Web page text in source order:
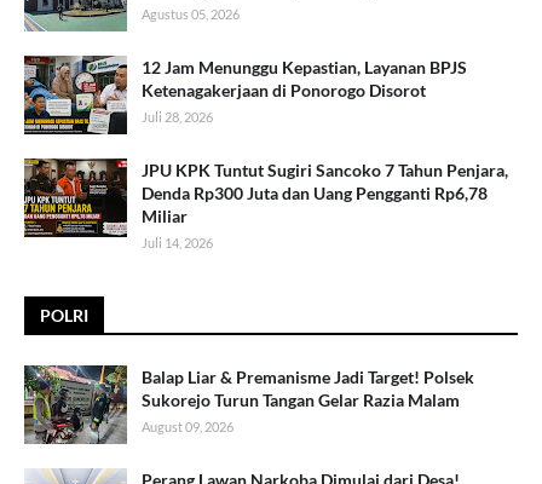
Agustus 05, 2026
12 Jam Menunggu Kepastian, Layanan BPJS
Ketenagakerjaan di Ponorogo Disorot
Juli 28, 2026
JPU KPK Tuntut Sugiri Sancoko 7 Tahun Penjara,
Denda Rp300 Juta dan Uang Pengganti Rp6,78
Miliar
Juli 14, 2026
POLRI
Balap Liar & Premanisme Jadi Target! Polsek
Sukorejo Turun Tangan Gelar Razia Malam
August 09, 2026